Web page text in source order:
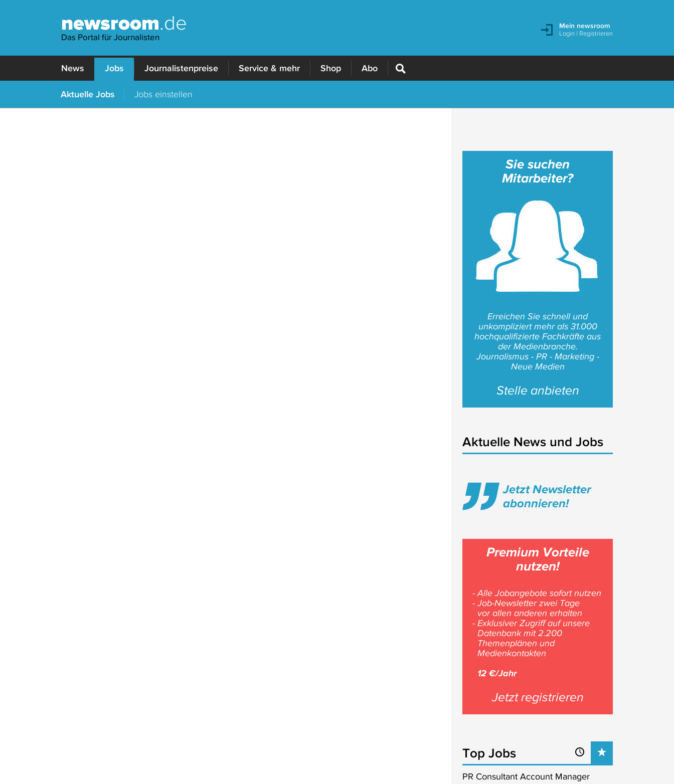
newsroom.de
Das Portal für Journalisten
Mein newsroom
Login | Registrieren
News Jobs Journalistenpreise Service & mehr Shop Abo
Aktuelle Jobs Jobs einstellen
Sie suchen
Mitarbeiter?
Erreichen Sie schnell und
unkompliziert mehr als 31.000
hochqualifizierte Fachkräfte aus
der Medienbranche.
Journalismus - PR - Marketing -
Neue Medien
Stelle anbieten
Aktuelle News und Jobs
Jetzt Newsletter
abonnieren!
Premium Vorteile
nutzen!
- Alle Jobangebote sofort nutzen
- Job-Newsletter zwei Tage
vor allen anderen erhalten
- Exklusiver Zugriff auf unsere
Datenbank mit 2.200
Themenplänen und
Medienkontakten
12 €/Jahr
Jetzt registrieren
Top Jobs
PR Consultant Account Manager